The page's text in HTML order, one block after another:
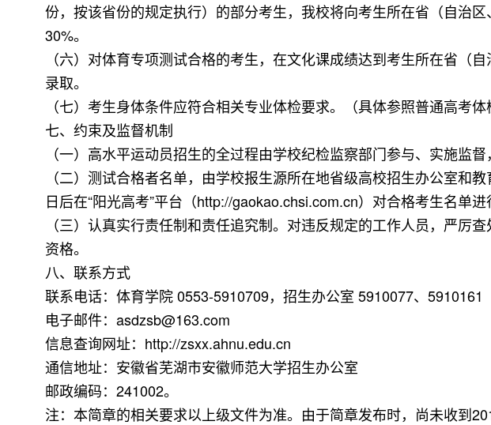
份，按该省份的规定执行）的部分考生，我校将向考生所在省（自治
30%。
（六）对体育专项测试合格的考生，在文化课成绩达到考生所在省（
录取。
（七）考生身体条件应符合相关专业体检要求。（具体参照普通高考体
七、约束及监督机制
（一）高水平运动员招生的全过程由学校纪检监察部门参与、实施监督
（二）测试合格者名单，由学校报生源所在地省级高校招生办公室
日后在“阳光高考”平台（http://gaokao.chsi.com.cn）对合格考生名单
（三）认真实行责任制和责任追究制。对违反规定的工作人员，严厉
资格。
八、联系方式
联系电话：体育学院 0553-5910709，招生办公室 5910077、5910161
电子邮件：asdzsb@163.com
信息查询网址：http://zsxx.ahnu.edu.cn
通信地址：安徽省芜湖市安徽师范大学招生办公室
邮政编码：241002。
注：本简章的相关要求以上级文件为准。由于简章发布时，尚未收到